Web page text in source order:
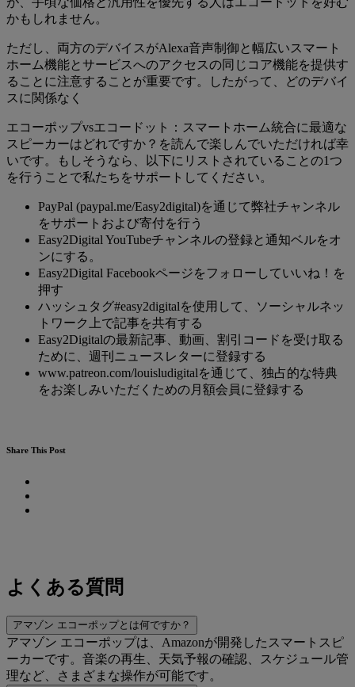
かもしれません。
ただし、両方のデバイスがAlexa音声制御と幅広いスマート
ホーム機能とサービスへのアクセスの同じコア機能を提供す
ることに注意することが重要です。したがって、どのデバイ
スに関係なく
エコーポップvsエコードット：スマートホーム統合に最適な
スピーカーはどれですか？を読んで楽しんでいただければ幸
いです。もしそうなら、以下にリストされていることの1つ
を行うことで私たちをサポートしてください。
PayPal (paypal.me/Easy2digital)を通じて弊社チャンネル
をサポートおよび寄付を行う
Easy2Digital YouTubeチャンネルの登録と通知ベルをオ
ンにする。
Easy2Digital Facebookページをフォローしていいね！を
押す
ハッシュタグ#easy2digitalを使用して、ソーシャルネッ
トワーク上で記事を共有する
Easy2Digitalの最新記事、動画、割引コードを受け取る
ために、週刊ニュースレターに登録する
www.patreon.com/louisludigitalを通じて、独占的な特典
をお楽しみいただくための月額会員に登録する
Share This Post
よくある質問
アマゾン エコーポップとは何ですか？
アマゾン エコーポップは、Amazonが開発したスマートスピ
ーカーです。音楽の再生、天気予報の確認、スケジュール管
理など、さまざまな操作が可能です。